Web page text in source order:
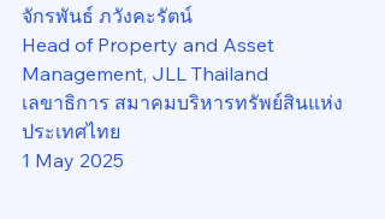
จักรพันธ์ ภวังคะรัตน์
Head of Property and Asset
Management, JLL Thailand
เลขาธิการ สมาคมบริหารทรัพย์สินแห่ง
ประเทศไทย
1 May 2025